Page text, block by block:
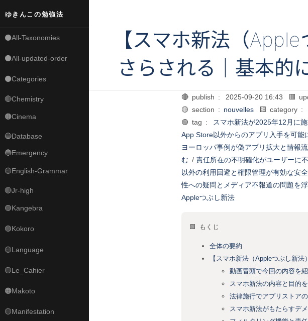
ゆきんこの勉強法
⚫All-Taxonomies
⚫All-updated-order
⚫Categories
🔴Chemistry
🟠Cinema
🔵Database
🔵Emergency
🟡English-Grammar
🔴Jr-high
🟣Kangebra
🟣Kokoro
🟡Language
🟡Le_Cahier
🟠Makoto
🟡Manifestation
【スマホ新法（
さらされる｜基本的
🔴 publish : 2025-09-20 16:43 🟥
🟡 section : nouvelles 🟨 category :
🟢 tag :
スマホ新法が2025年12月に
App Store以外からのアプリ入手を可能
ヨーロッパ事例が偽アプリ拡大と情報
む/ 責任所在の不明確化がユーザーに
以外の利用回避と権限管理が有効な安
性への疑問とメディア不報道の問題を
Appleつぶし新法
🟩 もくじ
全体の要約
【スマホ新法（Appleつぶし新
動画冒頭で今回の内容を
スマホ新法の内容と目的
法律施行でアプリストア
スマホ新法がもたらすデ